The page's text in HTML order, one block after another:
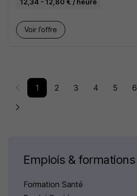
Voir l’offre
1 2 3 4 5 6
Emplois & formations
Formation Santé